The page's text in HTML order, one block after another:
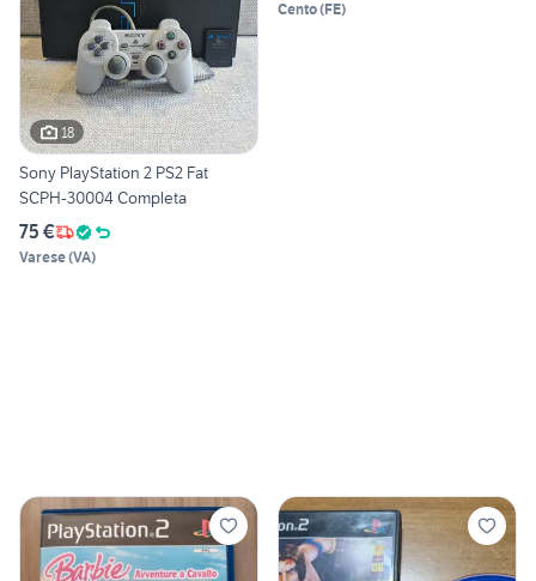
18
Sony PlayStation 2 PS2 Fat
SCPH-30004 Completa
75 €
Varese(VA)
Cento(FE)